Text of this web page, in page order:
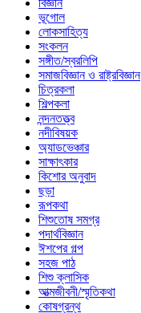
ভূগোল
লোকসাহিত্য
সংকলন
সঙ্গীত/স্বরলিপি
সমাজবিজ্ঞান ও রাষ্ট্রবিজ্ঞান
চিত্রকলা
শিল্পকলা
নন্দনতত্ত্ব
নদীবিষয়ক
অ্যাডভেঞ্চার
সাক্ষাৎকার
কিশোর অনুবাদ
ছড়া
রূপকথা
শিশুতোষ সমগ্র
পদার্থবিজ্ঞান
ঈশপের গল্প
সহজ পাঠ
শিশু ক্লাসিক
আত্মজীবনী/স্মৃতিকথা
কোষগ্রন্থ